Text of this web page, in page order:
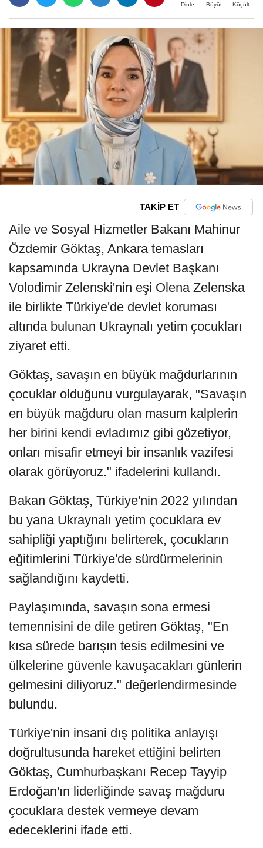
Dinle Büyüt Küçült
TAKİP ET
Aile ve Sosyal Hizmetler Bakanı Mahinur
Özdemir Göktaş, Ankara temasları
kapsamında Ukrayna Devlet Başkanı
Volodimir Zelenski'nin eşi Olena Zelenska
ile birlikte Türkiye'de devlet koruması
altında bulunan Ukraynalı yetim çocukları
ziyaret etti.
Göktaş, savaşın en büyük mağdurlarının
çocuklar olduğunu vurgulayarak, "Savaşın
en büyük mağduru olan masum kalplerin
her birini kendi evladımız gibi gözetiyor,
onları misafir etmeyi bir insanlık vazifesi
olarak görüyoruz." ifadelerini kullandı.
Bakan Göktaş, Türkiye'nin 2022 yılından
bu yana Ukraynalı yetim çocuklara ev
sahipliği yaptığını belirterek, çocukların
eğitimlerini Türkiye'de sürdürmelerinin
sağlandığını kaydetti.
Paylaşımında, savaşın sona ermesi
temennisini de dile getiren Göktaş, "En
kısa sürede barışın tesis edilmesini ve
ülkelerine güvenle kavuşacakları günlerin
gelmesini diliyoruz." değerlendirmesinde
bulundu.
Türkiye'nin insani dış politika anlayışı
doğrultusunda hareket ettiğini belirten
Göktaş, Cumhurbaşkanı Recep Tayyip
Erdoğan'ın liderliğinde savaş mağduru
çocuklara destek vermeye devam
edeceklerini ifade etti.